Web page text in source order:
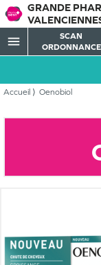
GRANDE
menu
SCAN
ORDONNANCE
Accueil Oenobiol